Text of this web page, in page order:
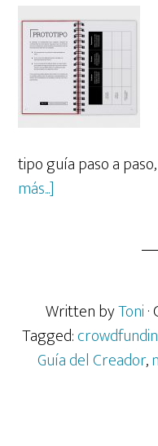
tipo guía paso a
más...]
la
guía
de
Written byToni
Tagged:
Guía del Creador,